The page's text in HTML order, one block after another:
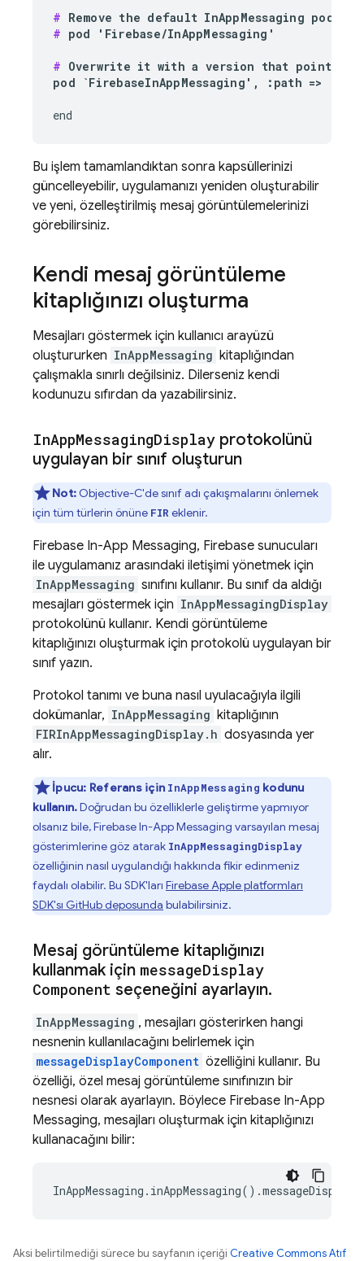
#
# pod 'Firebase/InAppMessaging'
# Overwrite it with a version that points
pod `FirebaseInAppMessaging', :path => '
end
Bu işlem tamamlandıktan sonra kapsüllerinizi
güncelleyebilir, uygulamanızı yeniden oluşturabilir
ve yeni, özelleştirilmiş mesaj görüntülemelerinizi
görebilirsiniz.
Kendi mesaj görüntüleme
kitaplığınızı oluşturma
Mesajları göstermek için kullanıcı arayüzü
oluştururken InAppMessaging kitaplığından
çalışmakla sınırlı değilsiniz. Dilerseniz kendi
kodunuzu sıfırdan da yazabilirsiniz.
InAppMessagingDisplay protokolünü
uygulayan bir sınıf oluşturun
Not: Objective-C'de sınıf adı çakışmalarını önlemek
için tüm türlerin önüne FIR eklenir.
Firebase In-App Messaging, Firebase sunucuları
ile uygulamanız arasındaki iletişimi yönetmek için
InAppMessaging sınıfını kullanır. Bu sınıf da aldığı
mesajları göstermek için InAppMessagingDisplay
protokolünü kullanır. Kendi görüntüleme
kitaplığınızı oluşturmak için protokolü uygulayan bir
sınıf yazın.
Protokol tanımı ve buna nasıl uyulacağıyla ilgili
dokümanlar, InAppMessaging kitaplığının
FIRInAppMessagingDisplay.h dosyasında yer
alır.
İpucu: Referans için InAppMessaging kodunu
kullanın.Doğrudan bu özelliklerle geliştirme yapmıyor
olsanız bile,Firebase In-App Messaging varsayılan mesaj
gösterimlerine göz atarak InAppMessagingDisplay
özelliğinin nasıl uygulandığı hakkında fikir edinmeniz
faydalı olabilir. Bu SDK'ları Firebase Apple platformları
SDK'sı GitHub deposunda bulabilirsiniz.
Mesaj görüntüleme kitaplığınızı
kullanmak için messageDisplay
Component seçeneğini ayarlayın.
InAppMessaging , mesajları gösterirken hangi
nesnenin kullanılacağını belirlemek için
messageDisplayComponent özelliğini kullanır. Bu
özelliği, özel mesaj görüntüleme sınıfınızın bir
nesnesi olarak ayarlayın. Böylece Firebase In-App
Messaging, mesajları oluşturmak için kitaplığınızı
kullanacağını bilir:
Aksi belirtilmediği sürece bu sayfanın içeriği Creative Commons Atıf